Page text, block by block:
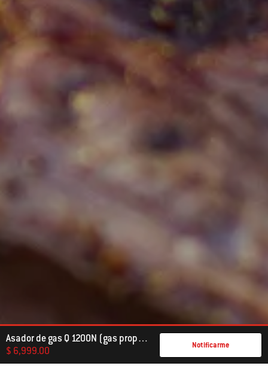
Asador de gas Q 1200N (gas propano líquido)
$ 6,999.00
Notificarme